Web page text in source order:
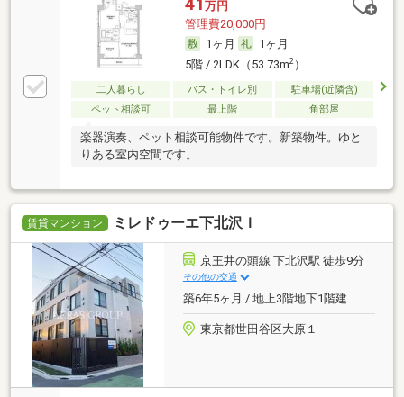
万円
管理費20,000円
1ヶ月
1ヶ月
5階 / 2LDK（53.73m2）
二人暮らし バス・トイレ別
駐車場(近隣含)
ペット相談可
最上階 角部屋
楽器演奏、ペット相談可能物件です。新築物件。ゆと
りある室内空間です。
賃貸マンション ミレドゥーエ下北沢Ｉ
京王井の頭線 下北沢駅 徒歩9分
その他の交通
築6年5ヶ月 / 地上3階地下1階建
東京都世田谷区大原１